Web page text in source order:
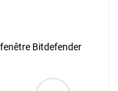
Bitdefender